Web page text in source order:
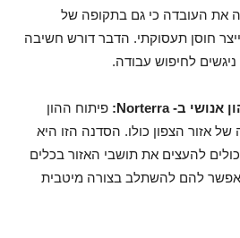
את העובדה כי גם בתקופה של
חוסן תעסוקתי. הדבר דורש חשיבה
לחיפוש עבודה.
אנושי ב-Norterra
: פיתוח ההון
אזור הצפון כולו. הסדנה הזו היא
להעצים את תושבי האזור בכלים
להם להשתלב בצורה מיטבית